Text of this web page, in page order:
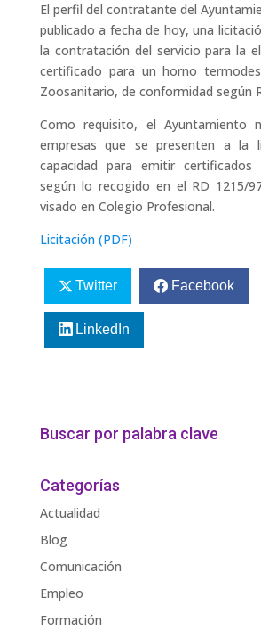
El perfil del contratante del
publicado a fecha de hoy, una
la contratación del servicio para la
certificado para un horno
Zoosanitario, de conformidad según
Como requisito, el Ayuntamiento
empresas que se presenten a la
capacidad para emitir certificados
según lo recogido en el RD 1215/
visado en Colegio Profesional.
Licitación (PDF)
Twitter Facebook
LinkedIn
Buscar por palabra clave
Categorías
Actualidad
Blog
Comunicación
Empleo
Formación